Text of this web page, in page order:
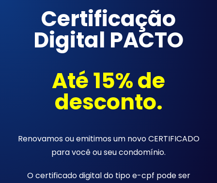
Certificação
Digital PACTO
Até 15% de
desconto.
Renovamos ou emitimos um novo CERTIFICADO
para você ou seu condomínio.
O certificado digital do tipo e-cpf pode ser